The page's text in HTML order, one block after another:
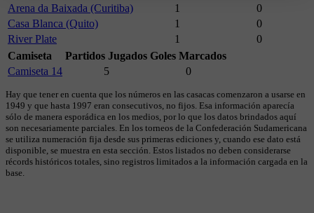
Arena da Baixada (Curitiba)
1
0
Casa Blanca (Quito)
1
0
River Plate
1
0
Camiseta
Partidos Jugados Goles Marcados
Camiseta 14
5 0
Hay que tener en cuenta que los números en las casacas comenzaron a usarse en
1949 y que hasta 1997 eran consecutivos, no fijos. Esa información aparecía
sólo de manera esporádica en los medios, por lo que los datos brindados aquí
son necesariamente parciales. En los torneos de la Confederación Sudamericana
se utiliza numeración fija desde sus primeras ediciones y, cuando ese dato está
disponible, se muestra en esta sección. Estos listados no deben considerarse
récords históricos totales, sino registros limitados a la información cargada en la
base.